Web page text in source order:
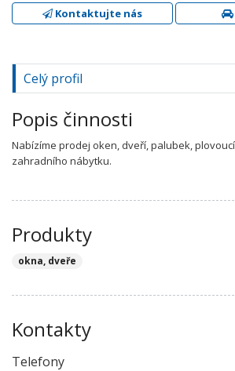
Kontaktujte nás
Celý profil
Popis činnosti
Nabízíme prodej oken, dveří, palubek,
zahradního nábytku.
Produkty
okna, dveře
Kontakty
Telefony